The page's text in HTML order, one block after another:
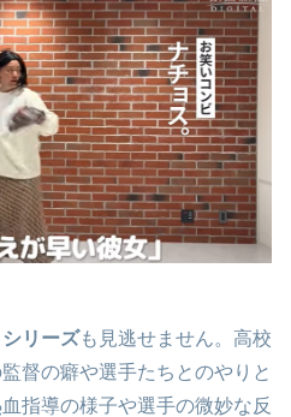
シリーズも見逃せません。高校
督の癖や選手たちとのやりと
指導の様子や選手の微妙な反